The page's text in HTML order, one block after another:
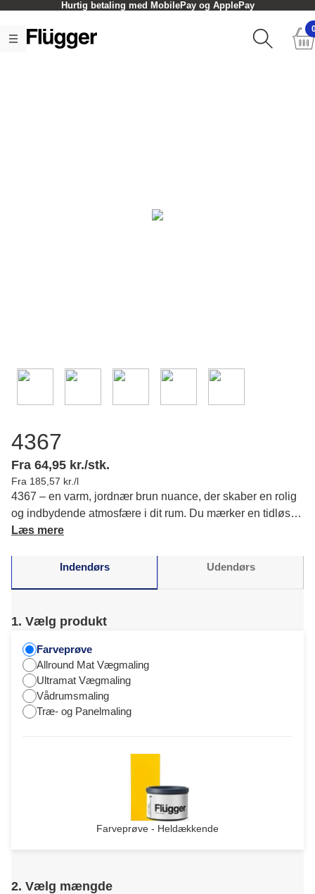
Hurtig betaling med MobilePay og ApplePay
4367
Fra 64,95 kr./stk.
Fra 185,57 kr./l
4367 – en varm, jordnær brun nuance, der skaber en rolig
og indbydende atmosfære i dit rum. Du mærker en tidløs
elegance med en delikat gylden glød, som fremhæver
Læs mere
Indendørs Udendørs
1. Vælg produkt
Farveprøve
Allround Mat Vægmaling
Ultramat Vægmaling
Vådrumsmaling
Træ- og Panelmaling
Farveprøve - Heldækkende
2. Vælg mængde